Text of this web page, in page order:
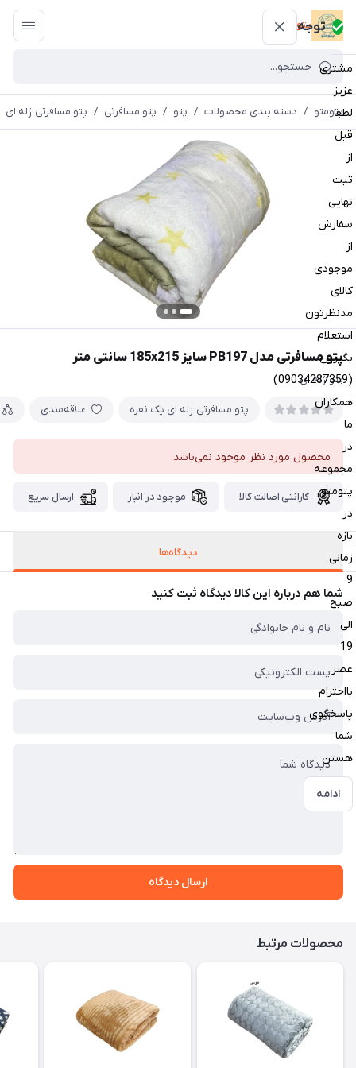
توجه
مشتری
عزیز
لطفا
قبل
از
ثبت
نهایی
سفارش
از
موجودی
کالای
مدنظرتون
استعلام
بگیرین
(09034287359)
همکاران
ما
در
مجموعه
پتومتو
در
بازه
زمانی
9
صبح
الی
19
عصر
بااحترام
پاسخگوی
شما
هستن
ادامه
پتومتو
پتومتو / دسته بندی محصولات / پتو / پتو مسافرتی / پتو مسافرتی ژله ای
پتو مسافرتی مدل PB197 سایز 185x215 سانتی متر
پتو ژله ای
پتو مسافرتی ژله ای یک نفره علاقه‌مندی
محصول مورد نظر موجود نمی‌باشد.
گارانتی اصالت کالا موجود در انبار ارسال سریع
دیدگاه‌ها
شما هم درباره این کالا دیدگاه ثبت کنید
ارسال دیدگاه
محصولات مرتبط